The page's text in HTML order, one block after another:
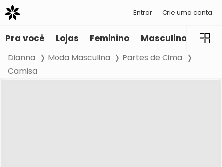
Entrar Crie uma conta
Pra você Lojas Feminino Masculino
Dianna Moda Masculina
Partes de Cima
Camisa